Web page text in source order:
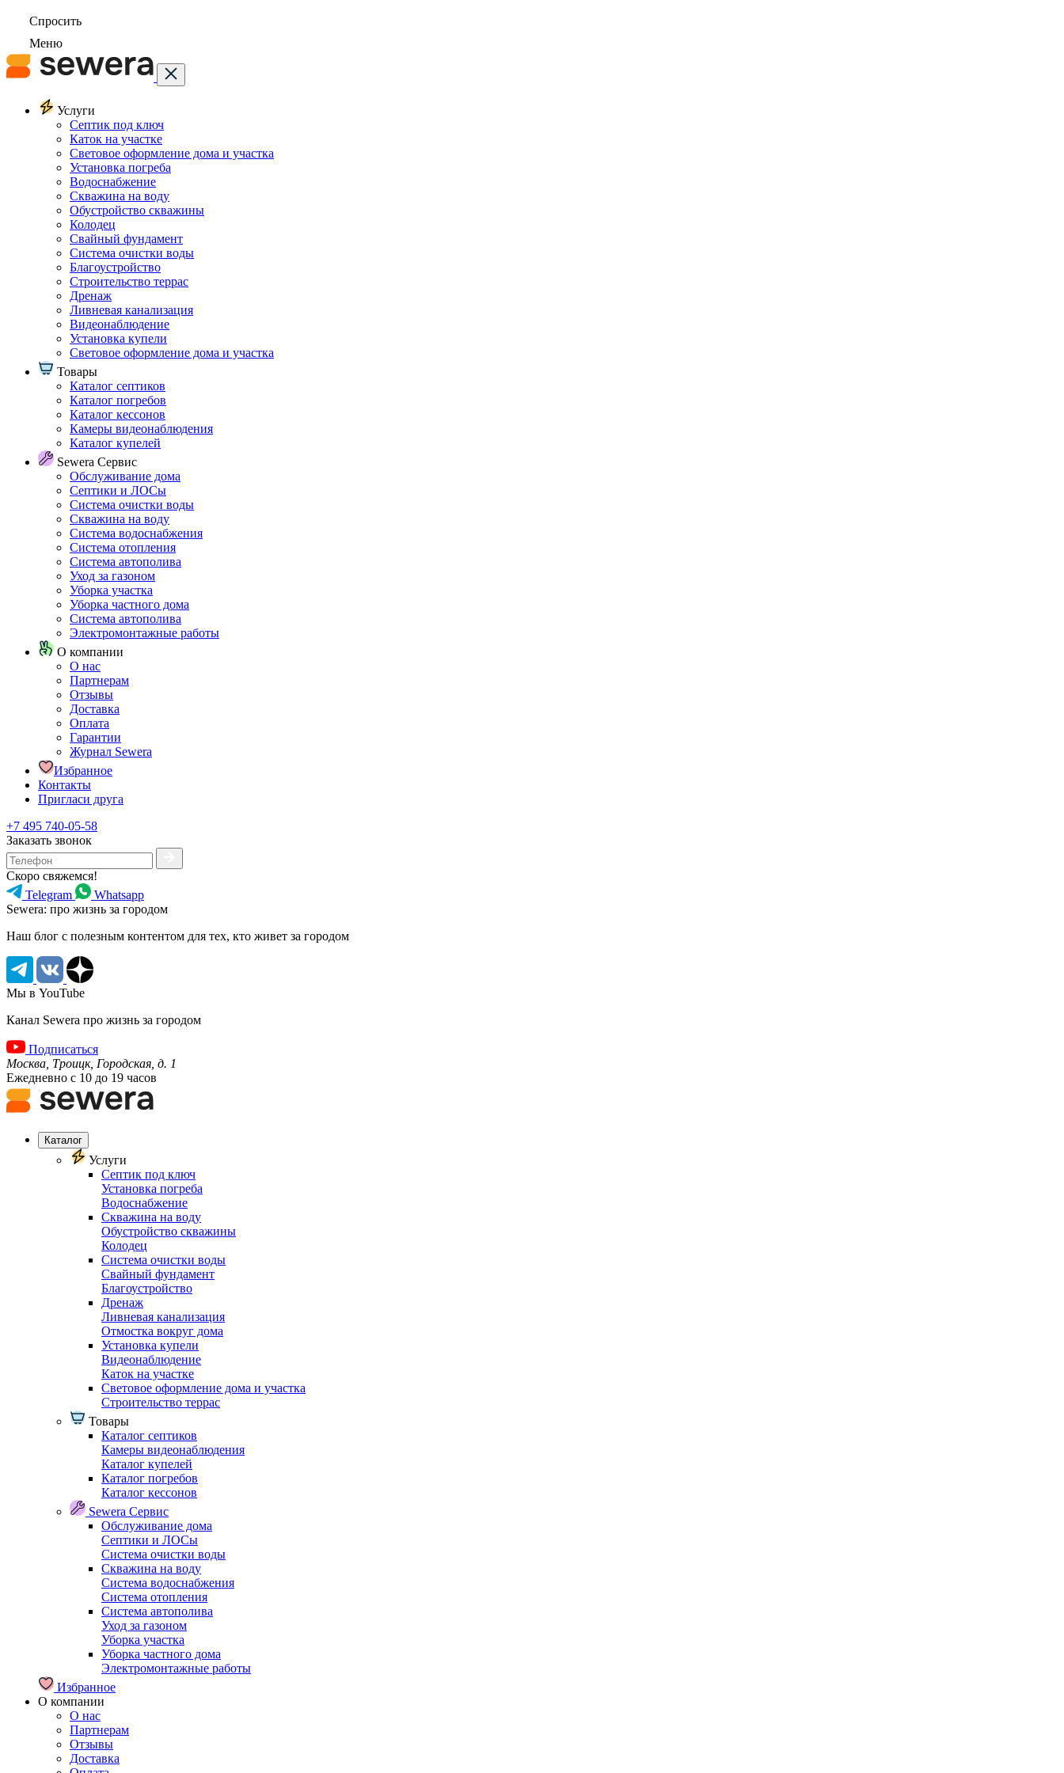
Спросить
Меню
Услуги
Септик под ключ
Каток на участке
Световое оформление дома и участка
Установка погреба
Водоснабжение
Скважина на воду
Обустройство скважины
Колодец
Свайный фундамент
Система очистки воды
Благоустройство
Строительство террас
Дренаж
Ливневая канализация
Видеонаблюдение
Установка купели
Световое оформление дома и участка
Товары
Каталог септиков
Каталог погребов
Каталог кессонов
Камеры видеонаблюдения
Каталог купелей
Sewera Сервис
Обслуживание дома
Септики и ЛОСы
Система очистки воды
Скважина на воду
Система водоснабжения
Система отопления
Система автополива
Уход за газоном
Уборка участка
Уборка частного дома
Система автополива
Электромонтажные работы
О компании
О нас
Партнерам
Отзывы
Доставка
Оплата
Гарантии
Журнал Sewera
Избранное
Контакты
Пригласи друга
+7 495 740-05-58
Заказать звонок
Скоро свяжемся!
Telegram
Whatsapp
Sewera: про жизнь за городом
Наш блог c полезным контентом для тех, кто живет за городом
Мы в YouTube
Канал Sewera про жизнь за городом
Подписаться
Москва, Троицк, Городская, д. 1
Ежедневно с 10 до 19 часов
Каталог
Услуги
Септик под ключ
Установка погреба
Водоснабжение
Скважина на воду
Обустройство скважины
Колодец
Система очистки воды
Свайный фундамент
Благоустройство
Дренаж
Ливневая канализация
Отмостка вокруг дома
Установка купели
Видеонаблюдение
Каток на участке
Световое оформление дома и участка
Строительство террас
Товары
Каталог септиков
Камеры видеонаблюдения
Каталог купелей
Каталог погребов
Каталог кессонов
Sewera Сервис
Обслуживание дома
Септики и ЛОСы
Система очистки воды
Скважина на воду
Система водоснабжения
Система отопления
Система автополива
Уход за газоном
Уборка участка
Уборка частного дома
Электромонтажные работы
Избранное
О компании
О нас
Партнерам
Отзывы
Доставка